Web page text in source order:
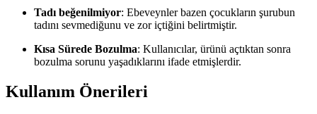
Tadı beğenilmiyor: Ebeveynler bazen çocukların şurubun
tadını sevmediğunu ve zor içtiğini belirtmiştir.
Kısa Sürede Bozulma: Kullanıcılar, ürünü açtıktan sonra
bozulma sorunu yaşadıklarını ifade etmişlerdir.
Kullanım Önerileri